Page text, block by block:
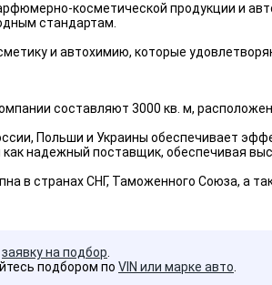
косметической продукции и
стандартам.
и автохимию, которые
составляют 3000 кв. м,
Польши и Украины обеспечивает
надежный поставщик, обеспечивая
в странах СНГ, Таможенного Союза, а
заявку на подбор
подбором по VIN или марке авто